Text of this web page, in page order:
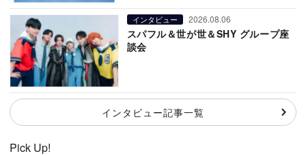
インタビュー 2026.08.06
スパフル＆世が世＆SHY グループ座
談会
インタビュー記事一覧
Pick Up!